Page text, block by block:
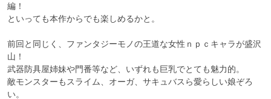
編！
といっても本作からでも楽しめるかと。
前回と同じく、ファンタジーモノの王道な女性ｎｐｃキャラが盛沢
山！
武器防具屋姉妹や門番等など、いずれも巨乳でとても魅力的。
敵モンスターもスライム、オーガ、サキュバスら愛らしい娘ぞろ
い。